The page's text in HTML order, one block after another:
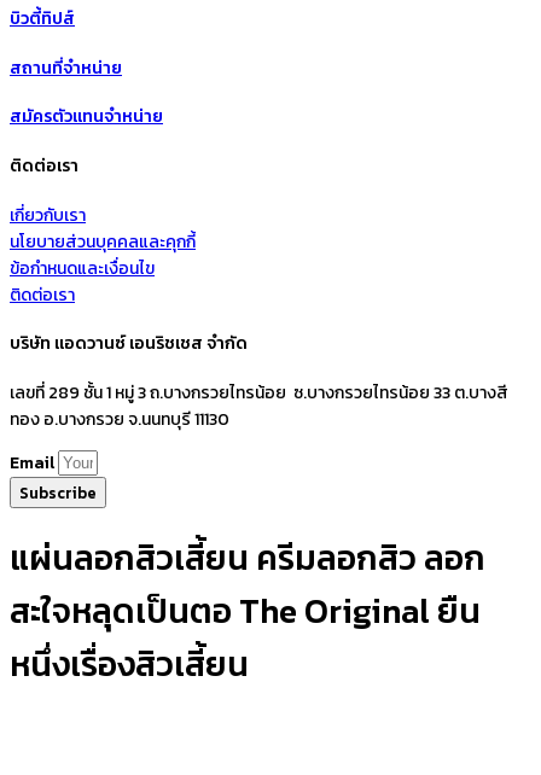
บิวตี้ทิปส์
สถานที่จำหน่าย
สมัครตัวแทนจำหน่าย
ติดต่อเรา
เกี่ยวกับเรา
นโยบายส่วนบุคคลและคุกกี้
ข้อกำหนดและเงื่อนไข
ติดต่อเรา
บริษัท แอดวานซ์ เอนริชเชส จำกัด
เลขที่ 289 ชั้น 1 หมู่ 3 ถ.บางกรวยไทรน้อย ซ.บางกรวยไทรน้อย 33 ต.บางสี
ทอง อ.บางกรวย จ.นนทบุรี 11130
Email
Subscribe
แผ่นลอกสิวเสี้ยน ครีมลอกสิว ลอก
สะใจหลุดเป็นตอ The Original ยืน
หนึ่งเรื่องสิวเสี้ยน